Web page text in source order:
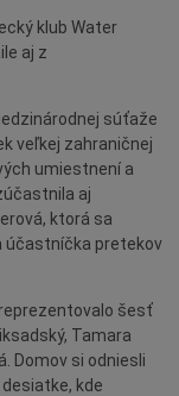
klub Water
aj z
súťaže
veľkej zahraničnej
umiestnení a
aj
ktorá sa
účastníčka pretekov
šesť
Tamara
Domov si odniesli
kde